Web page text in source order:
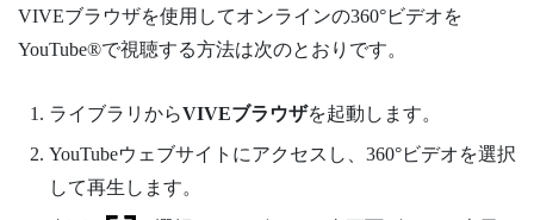
VIVEブラウザを使用してオンラインの360°ビデオを
YouTube®で視聴する方法は次のとおりです。
ライブラリ からVIVEブラウザを起動します。
YouTubeウェブサイトにアクセスし、360°ビデオを選択
して再生します。